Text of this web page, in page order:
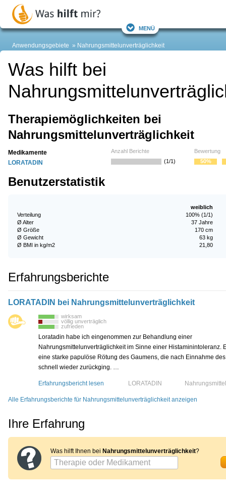
Menü
Anwendungsgebiete Nahrungsmittelunverträglichkeit
Was hilft bei
Therapiemöglichkeiten bei
Nahrungsmittelunverträglichkeit
Medikamente Anzahl Berichte Bewertung
LORATADIN (1/1) 50%
Benutzerstatistik
weiblich
Verteilung
100% (1/1)
Ø Alter
37 Jahre
Ø Größe
170 cm
Ø Gewicht
63 kg
Ø BMI in kg/m2
21,80
Erfahrungsberichte
LORATADIN bei Nahrungsmittelunverträglichkeit
wirksam
völlig unverträglich
zufrieden
Loratadin habe ich eingenommen zur Behandlung einer
Nahrungsmittelunverträglichkeit im Sinne einer Histaminintoleranz.
eine starke papulöse Rötung des Gaumens, die nach Einnahme
schnell wieder zurückging. …
Erfahrungsbericht lesen LORATADIN
Alle Erfahrungsberichte für Nahrungsmittelunverträglichkeit anzeigen
Ihre Erfahrung
Was hilft Ihnen bei Nahrungsmittelunverträglichkeit?